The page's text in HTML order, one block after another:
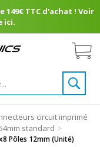
TTC d'achat ! Voir
ici.
circuit imprimé
standard >
Pôles 12mm (Unité)